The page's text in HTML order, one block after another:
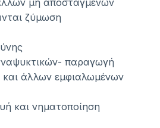
μη αποσταγμένων
ζύμωση
παραγωγή
και άλλων εμφιαλωμένων
και νηματοποίηση